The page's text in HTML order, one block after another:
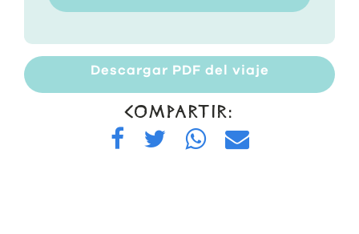
Descargar PDF del viaje
COMPARTIR: